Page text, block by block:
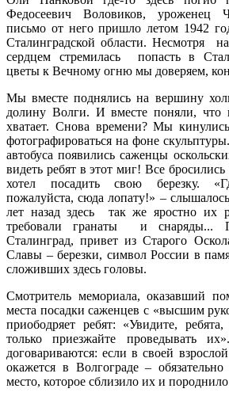
Федосеевич Воловиков, уроженец
письмо от него пришло летом 1942
Сталинградской области. Несмотря
сердцем стремилась попасть в
цветы к Вечному огню мы доверяем,
Мы вместе поднялись на вершину
долину Волги. И вместе поняли, что
хватает. Снова времени? Мы
фотографироваться на фоне
автобуса появились саженцы
видеть ребят в этот миг! Все
хотел посадить свою березку.
пожалуйста, сюда лопату!» –
лет назад здесь так же яростно их
требовали гранаты и снаряды...
Сталинград, привет из Старого
Славы – березки, символ России в
сложивших здесь головы.
Смотритель мемориала, оказавший
места посадки саженцев с «высшим
приободряет ребят: «Увидите,
только приезжайте проведывать
договариваются: если в своей
окажется в Волгограде –
место, которое сблизило их и